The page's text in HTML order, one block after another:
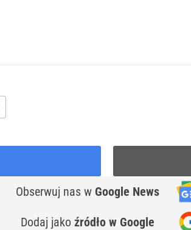
Obserwuj nas w Google News
Dodaj jako źródło w Google